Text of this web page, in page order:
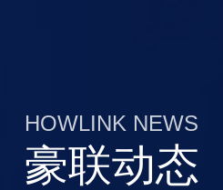
HOWLINK NEWS
豪联动态